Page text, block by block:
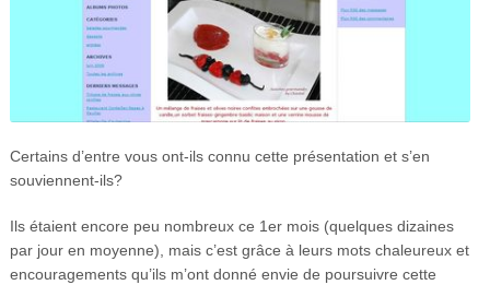
Certains d’entre vous ont-ils connu cette présentation et s’en
souviennent-ils?
Ils étaient encore peu nombreux ce 1er mois (quelques dizaines
par jour en moyenne), mais c’est grâce à leurs mots chaleureux et
encouragements qu’ils m’ont donné envie de poursuivre cette